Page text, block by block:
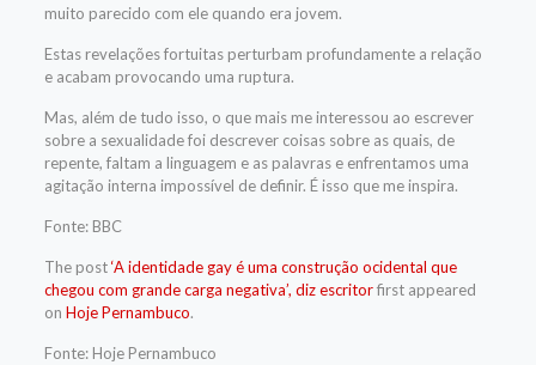
muito parecido com ele quando era jovem.
Estas revelações fortuitas perturbam profundamente a relação
e acabam provocando uma ruptura.
Mas, além de tudo isso, o que mais me interessou ao escrever
sobre a sexualidade foi descrever coisas sobre as quais, de
repente, faltam a linguagem e as palavras e enfrentamos uma
agitação interna impossível de definir. É isso que me inspira.
Fonte: BBC
The post‘A identidade gay é uma construção ocidental que
chegou com grande carga negativa’, diz escritorfirst appeared
on Hoje Pernambuco.
Fonte: Hoje Pernambuco